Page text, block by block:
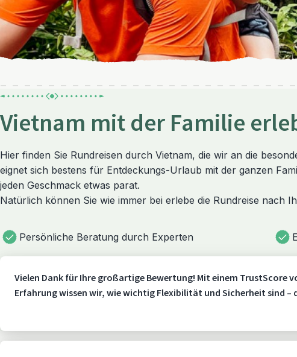
Vietnam mit der Familie
Hier finden Sie Rundreisen durch Vietnam, die wir an die
eignet sich bestens für Entdeckungs-Urlaub mit der ganzen
jeden Geschmack etwas parat.
Natürlich können Sie wie immer bei erlebe die Rundreise nach
Persönliche Beratung durch Experten
Vielen Dank für Ihre großartige Bewertung! Mit einem TrustScore
Erfahrung wissen wir, wie wichtig Flexibilität und Sicherheit sind –